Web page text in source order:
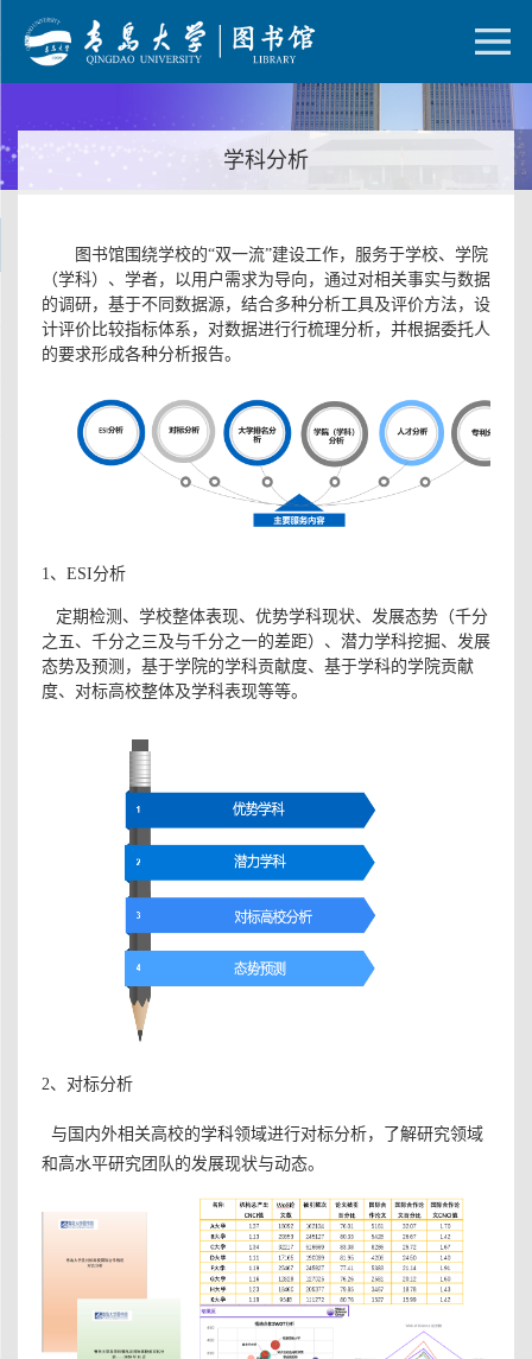
学科分析
图书馆围绕学校的“双一流”建设工作，服务于学校、学院
（学科）、学者，以用户需求为导向， 通过对相关事实与数据
的调研，基于不同数据源，结合多种分析工具及评价方法，设
计评价比较指标体系，对数据进行行梳理分析，并根据委托人
的要求形成各种分析报告。
1、ESI分析
定期检测、学校整体表现、优势学科现状、发展态势（千分
之五、千分之三及与千分之一的差距）、潜力学科挖掘、发展
态势及预测，基于学院的学科贡献度、基于学科的学院贡献
度、对标高校整体及学科表现等等。
2、对标分析
与国内外相关高校的学科领域进行对标分析，了解研究领域
和高水平研究团队的发展现状与动态。